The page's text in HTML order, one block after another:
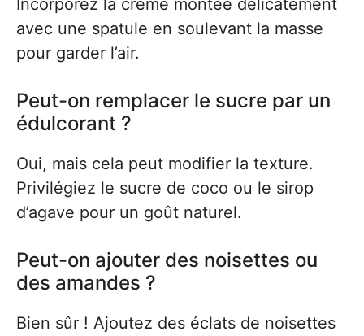
Incorporez la crème montée délicatement
avec une spatule en soulevant la masse
pour garder l’air.
Peut-on remplacer le sucre par un
édulcorant ?
Oui, mais cela peut modifier la texture.
Privilégiez le sucre de coco ou le sirop
d’agave pour un goût naturel.
Peut-on ajouter des noisettes ou
des amandes ?
Bien sûr ! Ajoutez des éclats de noisettes